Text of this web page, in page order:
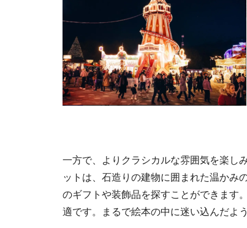
一方で、よりクラシカルな雰囲気を楽し
ットは、石造りの建物に囲まれた温かみ
のギフトや装飾品を探すことができます
適です。まるで絵本の中に迷い込んだよ